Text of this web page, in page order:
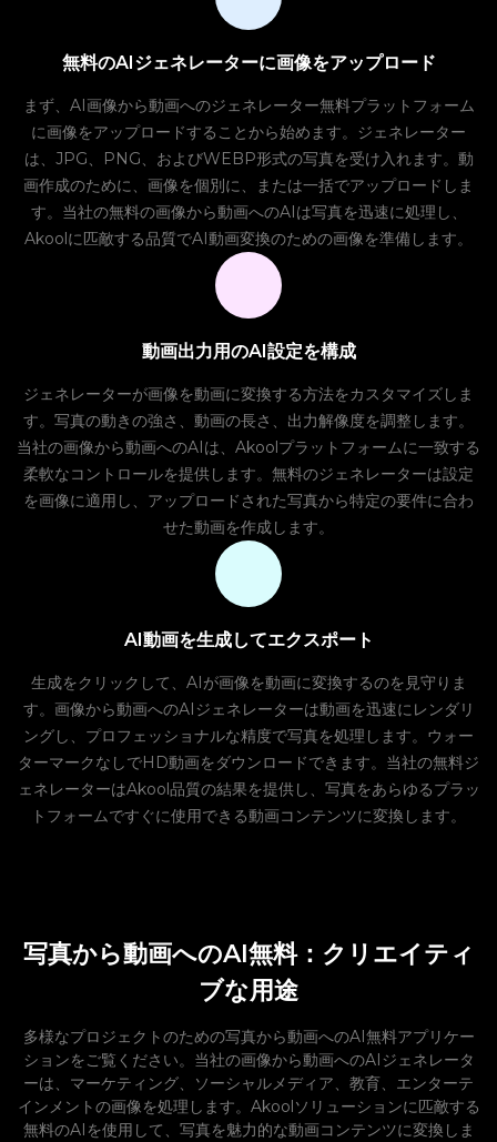
無料のAIジェネレーターに画像をアップロード
まず、AI画像から動画へのジェネレーター無料プラットフォーム
に画像をアップロードすることから始めます。ジェネレーター
は、JPG、PNG、およびWEBP形式の写真を受け入れます。動
画作成のために、画像を個別に、または一括でアップロードしま
す。当社の無料の画像から動画へのAIは写真を迅速に処理し、
Akoolに匹敵する品質でAI動画変換のための画像を準備します。
動画出力用のAI設定を構成
ジェネレーターが画像を動画に変換する方法をカスタマイズしま
す。写真の動きの強さ、動画の長さ、出力解像度を調整します。
当社の画像から動画へのAIは、Akoolプラットフォームに一致する
柔軟なコントロールを提供します。無料のジェネレーターは設定
を画像に適用し、アップロードされた写真から特定の要件に合わ
せた動画を作成します。
AI動画を生成してエクスポート
生成をクリックして、AIが画像を動画に変換するのを見守りま
す。画像から動画へのAIジェネレーターは動画を迅速にレンダリ
ングし、プロフェッショナルな精度で写真を処理します。ウォー
ターマークなしでHD動画をダウンロードできます。当社の無料ジ
ェネレーターはAkool品質の結果を提供し、写真をあらゆるプラッ
トフォームですぐに使用できる動画コンテンツに変換します。
写真から動画へのAI無料：クリエイティ
ブな用途
多様なプロジェクトのための写真から動画へのAI無料アプリケー
ションをご覧ください。当社の画像から動画へのAIジェネレータ
ーは、マーケティング、ソーシャルメディア、教育、エンターテ
インメントの画像を処理します。Akoolソリューションに匹敵する
無料のAIを使用して、写真を魅力的な動画コンテンツに変換しま